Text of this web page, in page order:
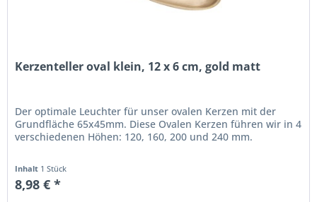
Kerzenteller oval klein, 12 x 6 cm, gold matt
Der optimale Leuchter für unser ovalen Kerzen mit der
Grundfläche 65x45mm. Diese Ovalen Kerzen führen wir in 4
verschiedenen Höhen: 120, 160, 200 und 240 mm.
Inhalt 1 Stück
8,98 € *